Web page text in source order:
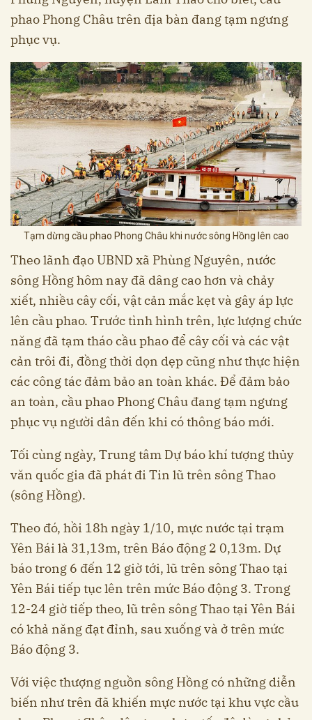
phao Phong Châu trên địa bàn đang tạm ngưng
phục vụ.
Tạm dừng cầu phao Phong Châu khi nước sông Hồng lên cao
Theo lãnh đạo UBND xã Phùng Nguyên, nước
sông Hồng hôm nay đã dâng cao hơn và chảy
xiết, nhiều cây cối, vật cản mắc kẹt và gây áp lực
lên cầu phao. Trước tình hình trên, lực lượng chức
năng đã tạm tháo cầu phao để cây cối và các vật
cản trôi đi, đồng thời dọn dẹp cũng như thực hiện
các công tác đảm bảo an toàn khác. Để đảm bảo
an toàn, cầu phao Phong Châu đang tạm ngưng
phục vụ người dân đến khi có thông báo mới.
Tối cùng ngày, Trung tâm Dự báo khí tượng thủy
văn quốc gia đã phát đi Tin lũ trên sông Thao
(sông Hồng).
Theo đó, hồi 18h ngày 1/10, mực nước tại trạm
Yên Bái là 31,13m, trên Báo động 2 0,13m. Dự
báo trong 6 đến 12 giờ tới, lũ trên sông Thao tại
Yên Bái tiếp tục lên trên mức Báo động 3. Trong
12-24 giờ tiếp theo, lũ trên sông Thao tại Yên Bái
có khả năng đạt đỉnh, sau xuống và ở trên mức
Báo động 3.
Với việc thượng nguồn sông Hồng có những diễn
biến như trên đã khiến mực nước tại khu vực cầu